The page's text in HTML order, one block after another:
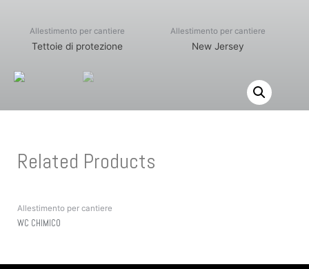
Allestimento per cantiere
Tettoie di protezione
Allestimento per cantiere
New Jersey
Related Products
Allestimento per cantiere
WC CHIMICO